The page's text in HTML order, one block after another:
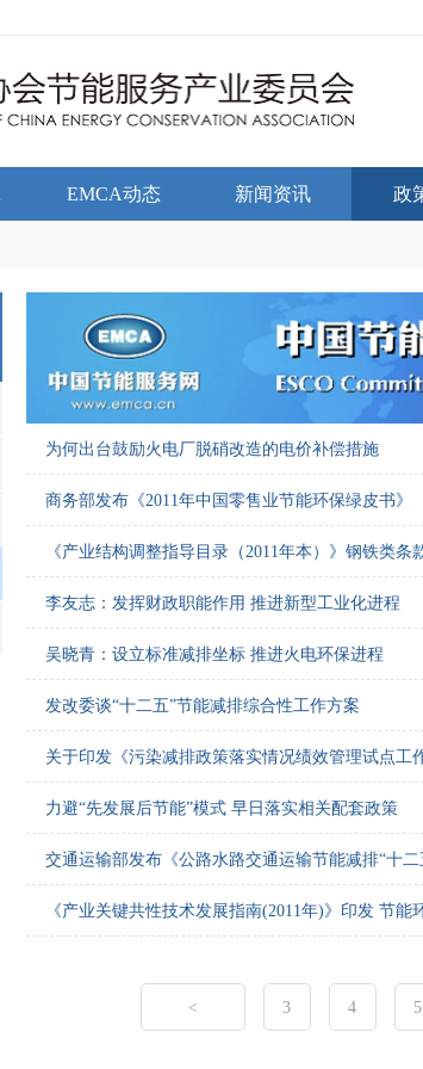
EMCA动态 新闻资讯 政
为何出台鼓励火电厂脱硝改造的电价补偿措施
商务部发布《2011年中国零售业节能环保绿皮书》
《产业结构调整指导目录（2011年本）》钢铁类条
李友志：发挥财政职能作用 推进新型工业化进程
吴晓青：设立标准减排坐标 推进火电环保进程
发改委谈“十二五”节能减排综合性工作方案
关于印发《污染减排政策落实情况绩效管理试点工
力避“先发展后节能”模式 早日落实相关配套政策
交通运输部发布《公路水路交通运输节能减排“十二
《产业关键共性技术发展指南(2011年)》印发 节
< 3 4 5